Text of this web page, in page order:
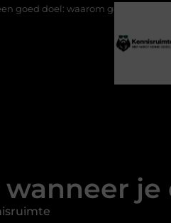
geven belangrijk is en hoe het